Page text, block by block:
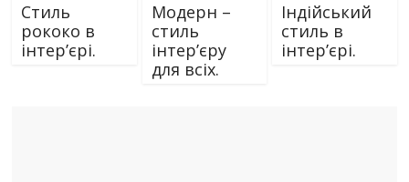
Cтиль
рококо в
інтер’єрі.
Модерн –
стиль
інтер’єру
для всіх.
Індійський
стиль в
інтер’єрі.